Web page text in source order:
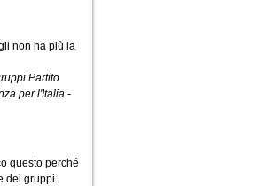
non ha più la
Partito
per l'Italia -
questo perché
dei gruppi.